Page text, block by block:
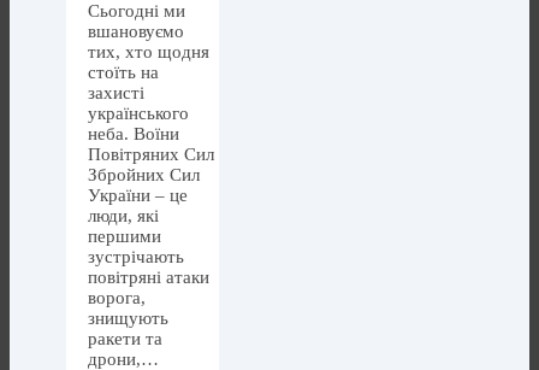
Сьогодні ми
вшановуємо
тих, хто щодня
стоїть на
захисті
українського
неба. Воїни
Повітряних Сил
Збройних Сил
України – це
люди, які
першими
зустрічають
повітряні атаки
ворога,
знищують
ракети та
дрони,…